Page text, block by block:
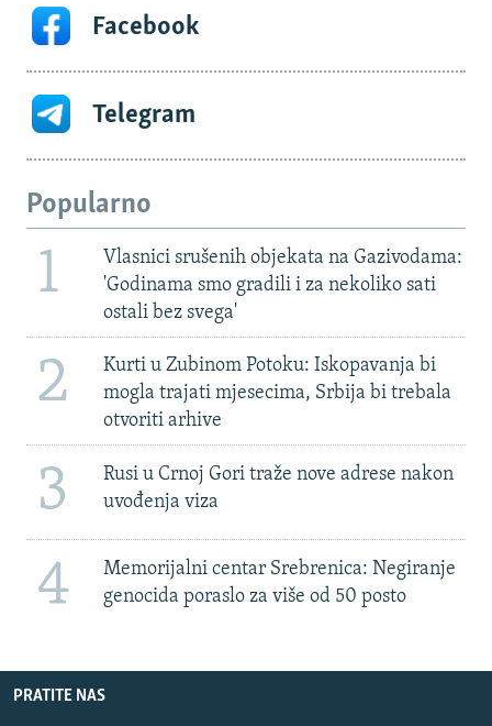
Facebook
Telegram
Popularno
1
Vlasnici srušenih objekata na Gazivodama:
'Godinama smo gradili i za nekoliko sati
ostali bez svega'
2
Kurti u Zubinom Potoku: Iskopavanja bi
mogla trajati mjesecima, Srbija bi trebala
otvoriti arhive
3
Rusi u Crnoj Gori traže nove adrese nakon
uvođenja viza
4
Memorijalni centar Srebrenica: Negiranje
genocida poraslo za više od 50 posto
PRATITE NAS